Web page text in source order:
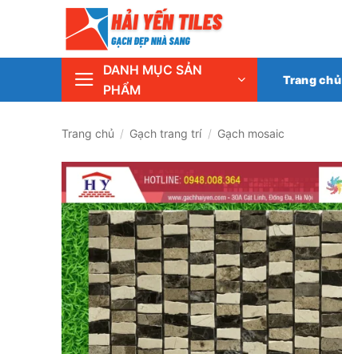
content
DANH MỤC SẢN
PHẨM
Trang chủ
Trang chủ / Gạch trang trí / Gạch mosaic